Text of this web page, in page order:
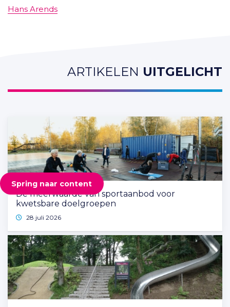
Spring naar content
Hans Arends
ARTIKELEN UITGELICHT
De meerwaarde van sportaanbod voor
kwetsbare doelgroepen
28 juli 2026